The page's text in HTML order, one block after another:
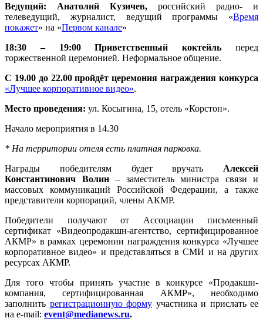
Ведущий: Анатолий Кузичев, российский радио- и
телеведущий, журналист, ведущий программы «Время
покажет» на «Первом канале»
18:30 – 19:00 Приветственный коктейль перед
торжественной церемонией. Неформальное общение.
С 19.00 до 22.00 пройдётцеремония награждения конкурса
«Лучшее корпоративное видео».
Место проведения: ул. Косыгина, 15, отель «Корстон».
Начало мероприятия в 14.30
* На территории отеля есть платная парковка.
Награды победителям будет вручать Алексей
Константинович Волин– заместитель министра связи и
массовых коммуникаций Российской Федерации, а также
представители корпораций, члены АКМР.
Победители получают от Ассоциации письменный
сертификат «Видеопродакшн-aгентство, сертифицированное
АКМР» в рамках церемонии награждения конкурса «Лучшее
корпоративное видео» и представляться в СМИ и на других
ресурсах АКМР.
Для того чтобы принять участие в конкурсе «Продакшн-
компания, сертифицированная АКМР», необходимо
заполнить регистрационную форму участника и прислать ее
на e-mail: event@medianews.ru.